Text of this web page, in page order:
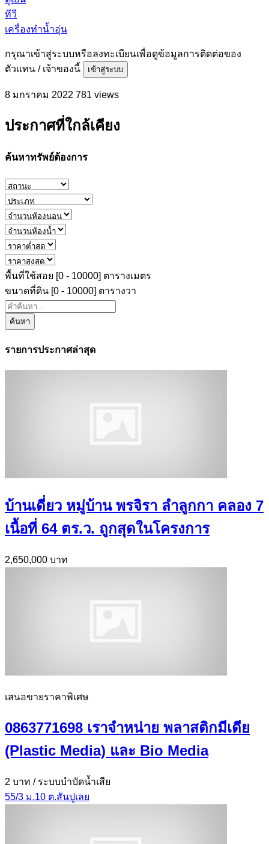
ทีวี
เครื่องทำน้ำอุ่น
กรุณาเข้าสู่ระบบหรือลงทะเบียนเพื่อดูข้อมูลการติดต่อของ
ตัวแทน / เจ้าของนี้
เข้าสู่ระบบ
8 มกราคม 2022 781 views
ประกาศที่ใกล้เคียง
ค้นหาทรัพย์ต้องการ
พื้นที่ใช้สอย [0 - 10000] ตารางเมตร
ขนาดที่ดิน [0 - 10000] ตารางวา
ค้นหา
รายการประกาศล่าสุด
บ้านเดี่ยว หมู่บ้าน พรจิรา ลำลูกกา คลอง 7
เนื้อที่ 64 ตร.ว. ถูกสุดในโครงการ
2,650,000 บาท
เสนอขายราคาพิเศษ
0863771698 เราจำหน่าย พลาสติกมีเดีย
(Plastic Media) และ Bio Media
2 บาท / ระบบบำบัดน้ำเสีย
55/3 ม.10 ต.สันปูเลย